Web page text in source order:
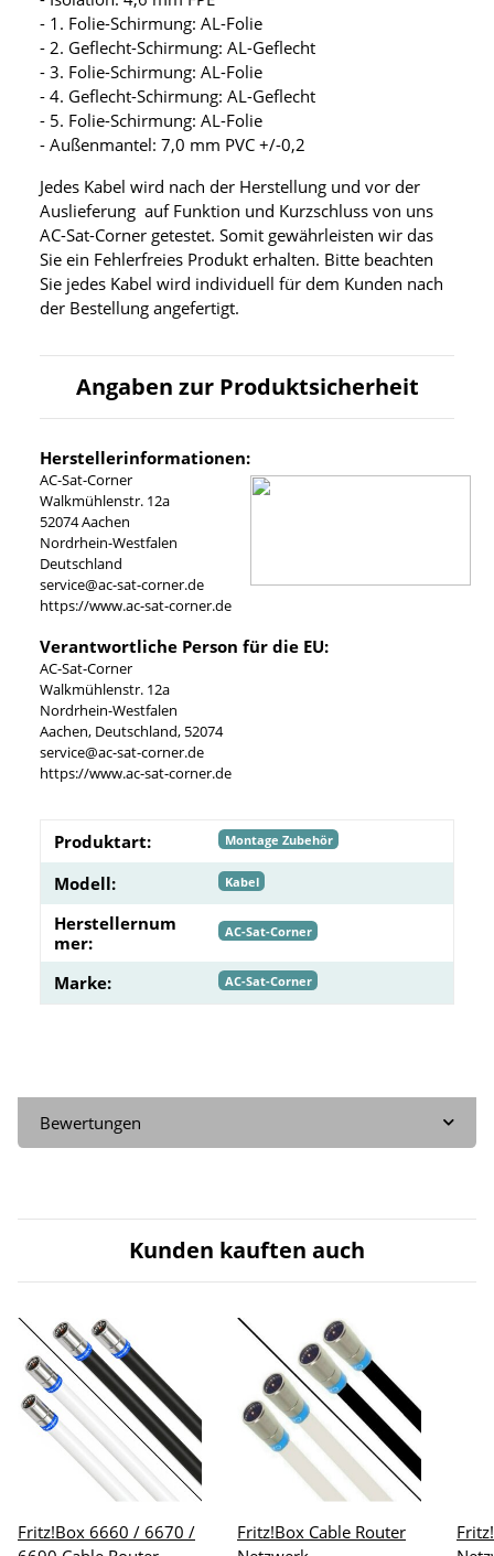
- 1. Folie-Schirmung: AL-Folie
- 2. Geflecht-Schirmung: AL-Geflecht
- 3. Folie-Schirmung: AL-Folie
- 4. Geflecht-Schirmung: AL-Geflecht
- 5. Folie-Schirmung: AL-Folie
- Außenmantel: 7,0 mm PVC +/-0,2
Jedes Kabel wird nach der Herstellung und vor der
Auslieferung auf Funktion und Kurzschluss von uns
AC-Sat-Corner getestet. Somit gewährleisten wir das
Sie ein Fehlerfreies Produkt erhalten. Bitte beachten
Sie jedes Kabel wird individuell für dem Kunden nach
der Bestellung angefertigt.
Angaben zur Produktsicherheit
Herstellerinformationen:
AC-Sat-Corner
Walkmühlenstr. 12a
52074 Aachen
Nordrhein-Westfalen
Deutschland
service@ac-sat-corner.de
https://www.ac-sat-corner.de
Verantwortliche Person für die EU:
AC-Sat-Corner
Walkmühlenstr. 12a
Nordrhein-Westfalen
Aachen, Deutschland, 52074
service@ac-sat-corner.de
https://www.ac-sat-corner.de
Produktart: Montage Zubehör
Modell: Kabel
Herstellernum
mer:
AC-Sat-Corner
Marke: AC-Sat-Corner
Bewertungen
Kunden kauften auch
Fritz!Box 6660 / 6670 /
Fritz!Box Cable Router